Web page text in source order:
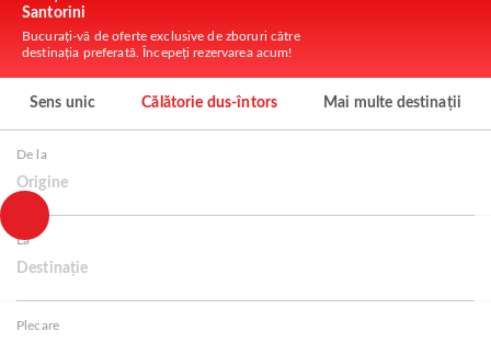
Santorini
Bucurați-vă de oferte exclusive de zboruri către
destinația preferată. Începeți rezervarea acum!
Sens unic Călătorie dus-întors Mai multe destinații
De la
Origine
La
Destinație
Plecare